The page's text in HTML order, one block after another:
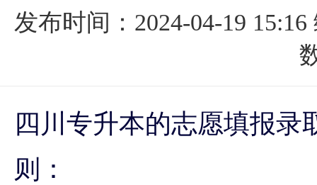
发布时间：2024-04-19 15:16
四川专升本的志愿填报录
则：